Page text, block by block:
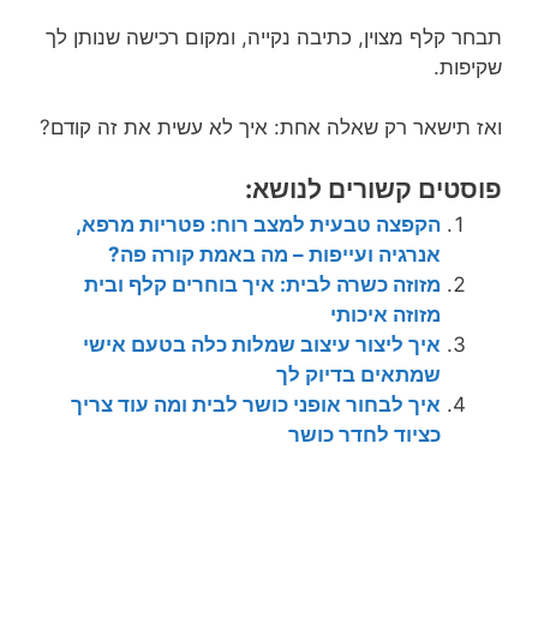
תבחר קלף מצוין, כתיבה נקייה, ומקום רכישה שנותן לך
שקיפות.
ואז תישאר רק שאלה אחת: איך לא עשית את זה קודם?
פוסטים קשורים לנושא:
הקפצה טבעית למצב רוח: פטריות מרפא,
אנרגיה ועייפות – מה באמת קורה פה?
מזוזה כשרה לבית: איך בוחרים קלף ובית
מזוזה איכותי
איך ליצור עיצוב שמלות כלה בטעם אישי
שמתאים בדיוק לך
איך לבחור אופני כושר לבית ומה עוד צריך
כציוד לחדר כושר